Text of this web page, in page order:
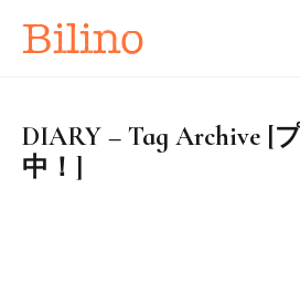
Bilino
DIARY – Tag Archive [
中！]